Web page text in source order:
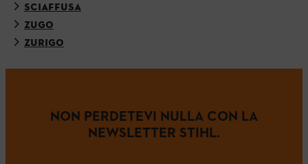
SCIAFFUSA
ZUGO
ZURIGO
NON PERDETEVI NULLA CON LA
NEWSLETTER STIHL.